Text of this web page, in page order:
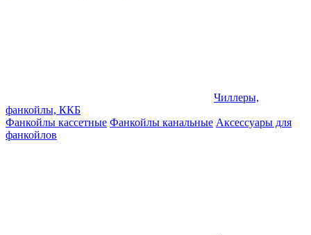
Чиллеры,
фанкойлы, ККБ
Фанкойлы кассетные Фанкойлы канальные Аксессуары для
фанкойлов